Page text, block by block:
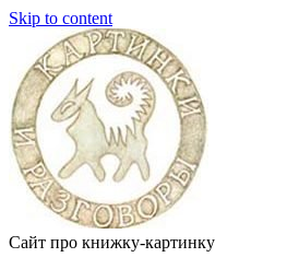
Skip to content
Сайт про книжку-картинку